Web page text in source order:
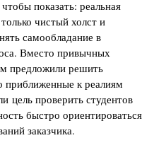
показать: реальная
чистый холст и
самообладание в
Вместо привычных
предложили решить
приближенные к реалиям
цель проверить студентов
быстро ориентироваться
заказчика.